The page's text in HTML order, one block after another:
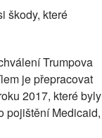
škody, které
Trumpova
je přepracovat
2017, které byly
pojištění Medicaid,